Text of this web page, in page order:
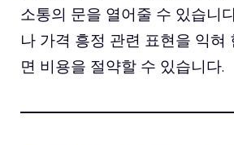
소통의 문을 열어줄 수 있습니
나 가격 흥정 관련 표현을 익혀
면 비용을 절약할 수 있습니다.